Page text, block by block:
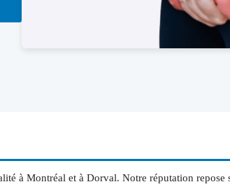
à Montréal et à Dorval. Notre réputation repose